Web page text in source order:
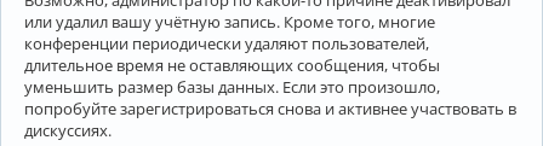
или удалил вашу учётную запись. Кроме того, многие
конференции периодически удаляют пользователей,
длительное время не оставляющих сообщения, чтобы
уменьшить размер базы данных. Если это произошло,
попробуйте зарегистрироваться снова и активнее участвовать в
дискуссиях.